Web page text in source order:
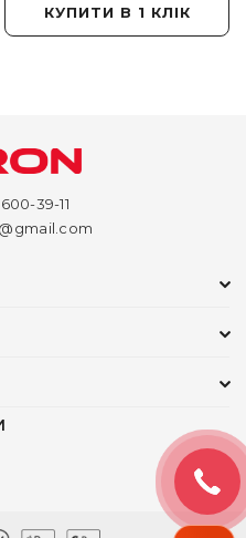
КУПИТИ В 1 КЛІК
39-11